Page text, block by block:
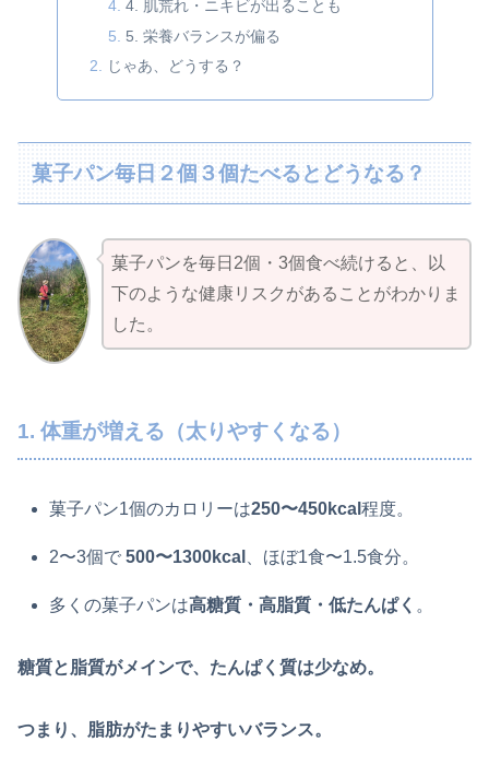
4. 肌荒れ・ニキビが出ることも
5. 栄養バランスが偏る
じゃあ、どうする？
菓子パン毎日２個３個たべるとどうなる？
菓子パンを毎日2個・3個食べ続けると、以
下のような健康リスクがあることがわかりま
した。
1. 体重が増える（太りやすくなる）
菓子パン1個のカロリーは250〜450kcal程度。
2〜3個で500〜1300kcal 、ほぼ1食〜1.5食分。
多くの菓子パンは高糖質・高脂質・低たんぱく 。
糖質と脂質がメインで、たんぱく質は少なめ。
つまり、 脂肪がたまりやすいバランス。